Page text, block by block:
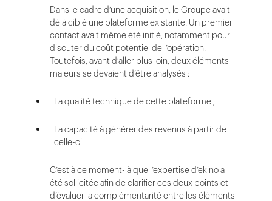
Dans le cadre d’une acquisition, le Groupe avait
déjà ciblé une plateforme existante. Un premier
contact avait même été initié, notamment pour
discuter du coût potentiel de l’opération.
Toutefois, avant d’aller plus loin, deux éléments
majeurs se devaient d’être analysés :
La qualité technique de cette plateforme ;
La capacité à générer des revenus à partir de
celle-ci.
C’est à ce moment-là que l’expertise d’ekino a
été sollicitée afin de clarifier ces deux points et
d’évaluer la complémentarité entre les éléments